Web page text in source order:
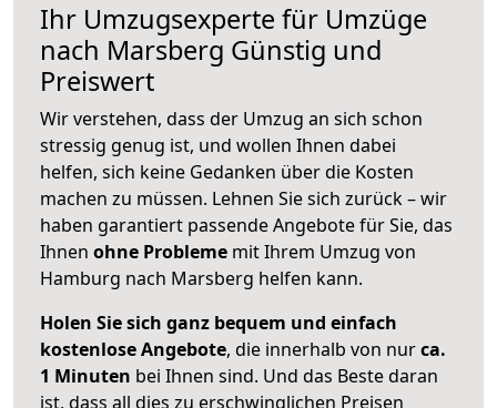
Ihr Umzugsexperte für Umzüge
nach Marsberg Günstig und
Preiswert
Wir verstehen, dass der Umzug an sich schon
stressig genug ist, und wollen Ihnen dabei
helfen, sich keine Gedanken über die Kosten
machen zu müssen. Lehnen Sie sich zurück – wir
haben garantiert passende Angebote für Sie, das
Ihnen ohne Probleme mit Ihrem Umzug von
Hamburg nach Marsberg helfen kann.
Holen Sie sich ganz bequem und einfach
kostenlose Angebote, die innerhalb von nurca.
1 Minuten bei Ihnen sind. Und das Beste daran
ist, dass all dies zu erschwinglichen Preisen